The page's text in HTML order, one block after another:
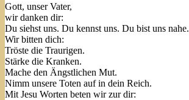
Gott, unser Vater,
wir danken dir:
Du siehst uns. Du kennst uns. Du bist uns nahe.
Wir bitten dich:
Tröste die Traurigen.
Stärke die Kranken.
Mache den Ängstlichen Mut.
Nimm unsere Toten auf in dein Reich.
Mit Jesu Worten beten wir zur dir: